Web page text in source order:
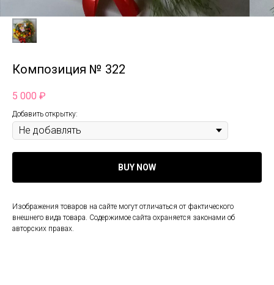
Композиция № 322
5 000 ₽
Добавить открытку:
BUY NOW
Изображения товаров на сайте могут отличаться от фактического
внешнего вида товара. Содержимое сайта охраняется законами об
авторских правах.